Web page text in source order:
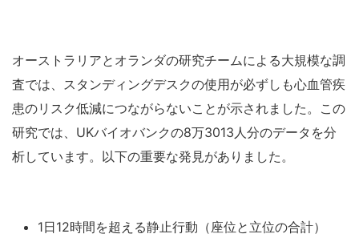
オーストラリアとオランダの研究チームによる大規模な調
査では、スタンディングデスクの使用が必ずしも心血管疾
患のリスク低減につながらないことが示されました。この
研究では、UKバイオバンクの8万3013人分のデータを分
析しています。以下の重要な発見がありました。
1日12時間を超える静止行動（座位と立位の合計）